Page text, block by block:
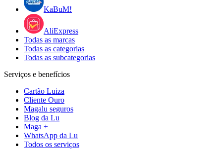
KaBuM!
AliExpress
Todas as marcas
Todas as categorias
Todas as subcategorias
Serviços e benefícios
Cartão Luiza
Cliente Ouro
Magalu seguros
Blog da Lu
Maga +
WhatsApp da Lu
Todos os serviços